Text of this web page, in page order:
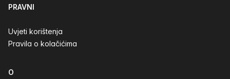
PRAVNI
Uvjeti korištenja
Pravila o kolačićima
O